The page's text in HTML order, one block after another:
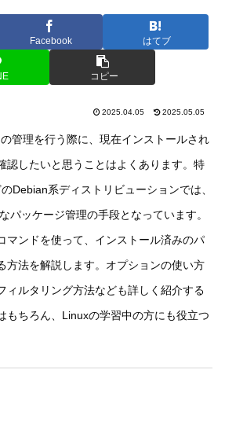
Facebook はてブ
コピー
2025.04.05 2025.05.05
管理を行う際に、現在インストールされ
認したいと思うことはよくあります。特
Debian系ディストリビューションでは、
パッケージ管理の手段となっています。
マンドを使って、インストール済みのパ
方法を解説します。オプションの使い方
ィルタリング方法なども詳しく紹介する
もちろん、Linuxの学習中の方にも役立つ